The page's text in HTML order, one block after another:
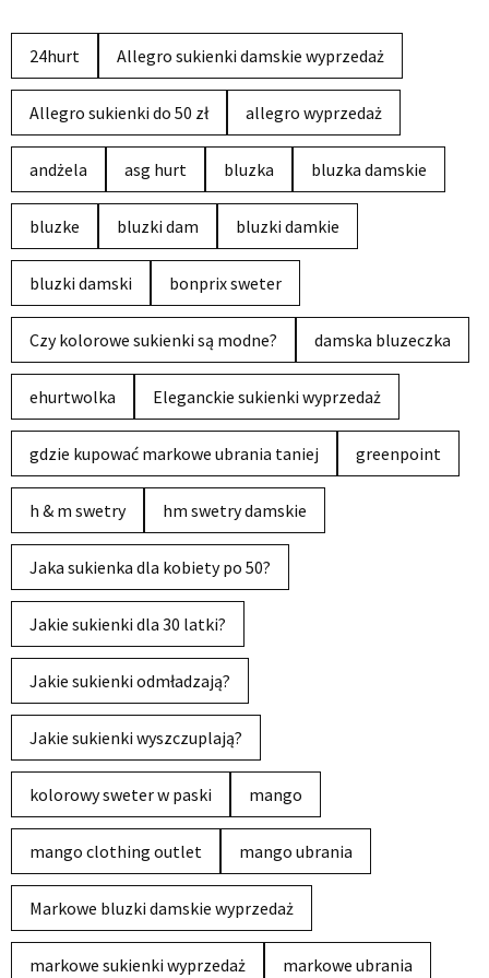
24hurt Allegro sukienki damskie wyprzedaż
Allegro sukienki do 50 zł allegro wyprzedaż
andżela asg hurt bluzka bluzka damskie
bluzke bluzki dam bluzki damkie
bluzki damski bonprix sweter
Czy kolorowe sukienki są modne? damska bluzeczka
ehurtwolka Eleganckie sukienki wyprzedaż
gdzie kupować markowe ubrania taniej greenpoint
h & m swetry hm swetry damskie
Jaka sukienka dla kobiety po 50?
Jakie sukienki dla 30 latki?
Jakie sukienki odmładzają?
Jakie sukienki wyszczuplają?
kolorowy sweter w paski mango
mango clothing outlet mango ubrania
Markowe bluzki damskie wyprzedaż
markowe sukienki wyprzedaż markowe ubrania